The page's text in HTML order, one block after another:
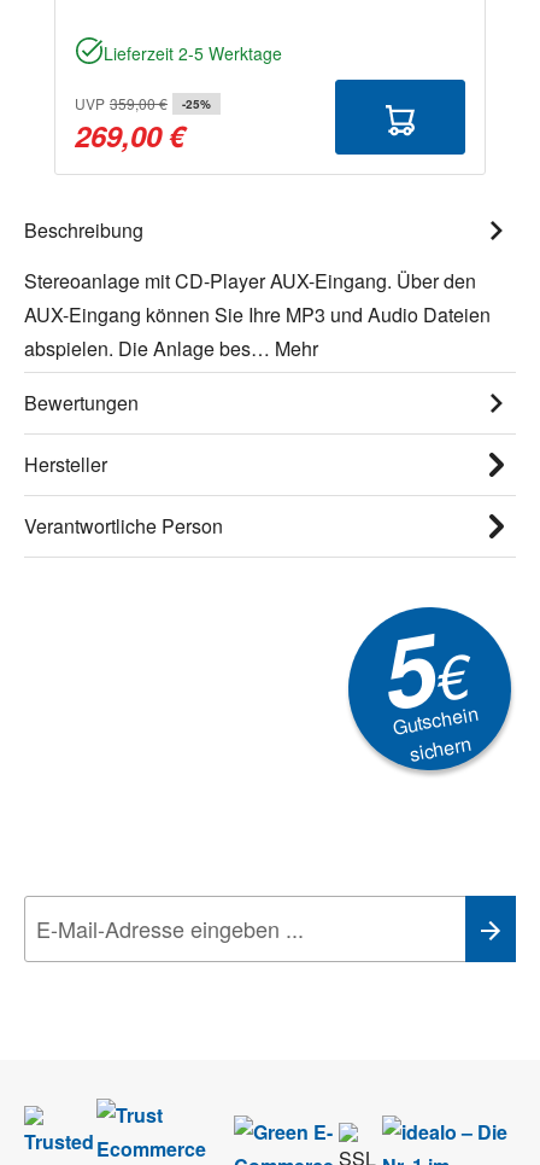
Lieferzeit 2-5 Werktage
UVP 359,00 € -25%
269,00 €
Beschreibung
Stereoanlage mit CD-Player AUX-Eingang. Über den
AUX-Eingang können Sie Ihre MP3 und Audio Dateien
abspielen. Die Anlage bes… Mehr
Bewertungen
Hersteller
Verantwortliche Person
5€
Gutschein
sichern